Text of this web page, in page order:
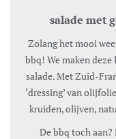
salade met
Zolang het mooi weer blijft, genieten we elk weekend van de
bbq! We maken deze
salade. Met Zuid-
‘dressing’ van
kruiden, olijven,
De bbq toch